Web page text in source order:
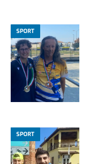
SPORT
SPORT